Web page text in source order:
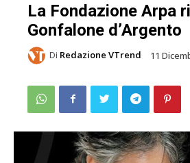
La Fondazione Arpa
Gonfalone d’Argento
Di Redazione VTrend 11